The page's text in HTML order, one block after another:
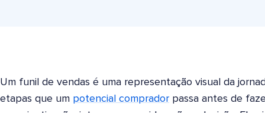
Um funil de vendas é uma representação visual da
etapas que um potencial comprador passa antes de